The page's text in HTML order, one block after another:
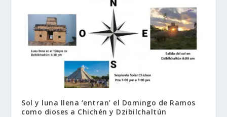
Sol y luna llena ‘entran’ el Domingo de Ramos
como dioses a Chichén y Dzibilchaltún